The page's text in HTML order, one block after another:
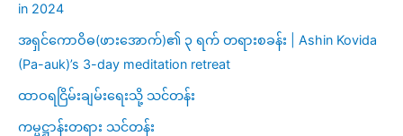
in 2024
အရှင်ကောဝိဓ(ဖားအောက်)၏ ၃ ရက် တရားစခန်း | Ashin Kovida
(Pa-auk)’s 3-day meditation retreat
ထာဝရငြိမ်းချမ်းရေးသို့ သင်တန်း
ကမ္မဋ္ဌာန်းတရား သင်တန်း